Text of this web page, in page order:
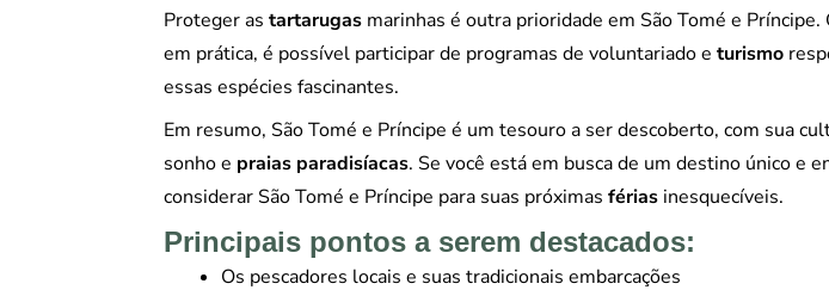
Proteger as tartarugas marinhas é outra prioridade em São Tomé e Príncipe.
em prática, é possível participar de programas de voluntariado e turismo
essas espécies fascinantes.
Em resumo, São Tomé e Príncipe é um tesouro a ser descoberto, com sua
sonho e praias paradisíacas. Se você está em busca de um destino único e
considerar São Tomé e Príncipe para suas próximas férias inesquecíveis.
Principais pontos a serem destacados:
Os pescadores locais e suas tradicionais embarcações